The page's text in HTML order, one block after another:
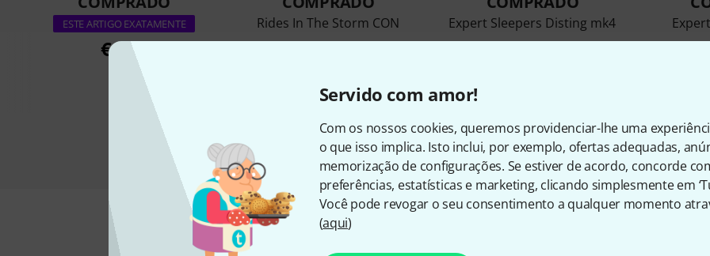
Servido com amor!
Com os nossos cookies, queremos providenciar-lhe uma
o que isso implica. Isto inclui, por exemplo, ofertas adequadas,
memorização de configurações. Se estiver de acordo, concorde
preferências, estatísticas e marketing, clicando simplesmente em
Você pode revogar o seu consentimento a qualquer momento
(aqui)
ESTE ARTIGO EXATAMENTE
€ 277
Rides In The Storm CON
€ 66
Expert Sleepers Disting mk4
€ 188
Comparar